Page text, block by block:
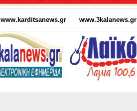
www.karditsanews.gr www.3kalanews.gr